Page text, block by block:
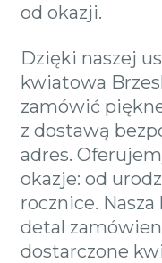
od okazji.
Dzięki naszej
kwiatowa
zamówić
z dostawą
adres.
okazje: od
rocznice.
detal
dostarczone